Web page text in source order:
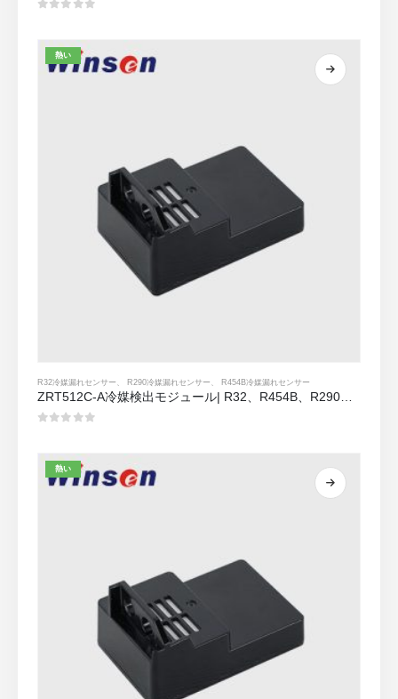
熱い
R32冷媒漏れセンサー R290冷媒漏れセンサー R454B冷媒漏れセンサー
熱い